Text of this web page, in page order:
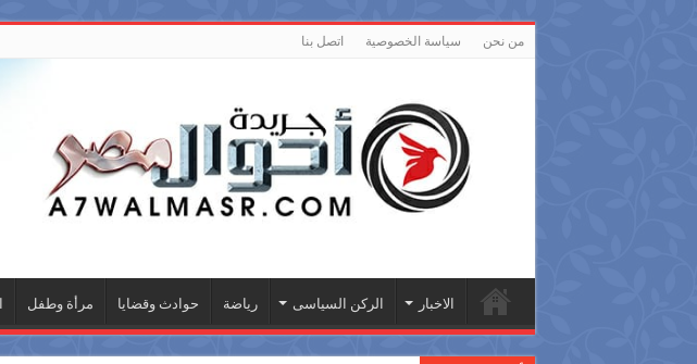
من نحن سياسة الخصوصية اتصل بنا
الاخبار الركن السياسى رياضة حوادث وقضايا مرأة وطفل